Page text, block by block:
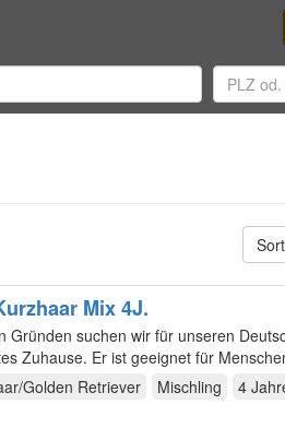
Mix 4J.
Gründen suchen wir für unseren
Zuhause. Er ist geeignet für
Golden Retriever Mischling 4